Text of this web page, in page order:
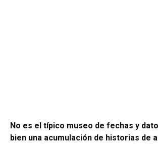
No es el típico museo de fechas y
bien una acumulación de historias de